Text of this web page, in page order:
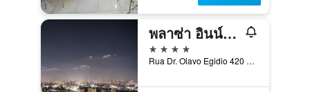
พลาซ่า อินน์ สมอลล์ ทาวน์ แฟลต
4 ดาว
Rua Dr. Olavo Egidio 420 Santana, เซาเปาโล, บราซิล